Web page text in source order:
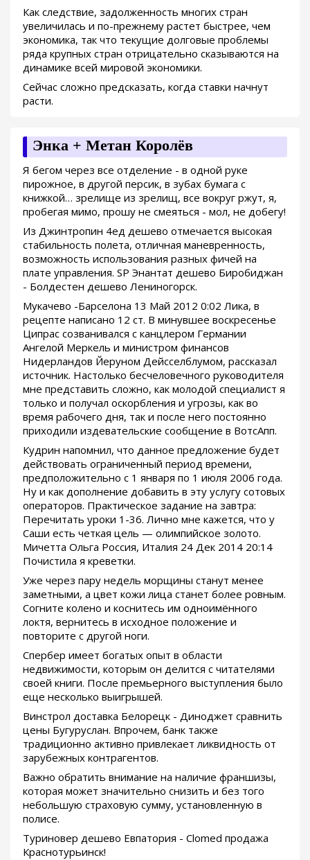
Как следствие, задолженность многих стран
увеличилась и по-прежнему растет быстрее, чем
экономика, так что текущие долговые проблемы
ряда крупных стран отрицательно сказываются на
динамике всей мировой экономики.
Сейчас сложно предсказать, когда ставки начнут
расти.
Энка + Метан Королёв
Я бегом через все отделение - в одной руке
пирожное, в другой персик, в зубах бумага с
книжкой… зрелище из зрелищ, все вокруг ржут, я,
пробегая мимо, прошу не смеяться - мол, не добегу!
Из Джинтропин 4ед дешево отмечается высокая
стабильность полета, отличная маневренность,
возможность использования разных фичей на
плате управления. SP Энантат дешево Биробиджан
- Болдестен дешево Лениногорск.
Мукачево -Барселона 13 Май 2012 0:02 Лика, в
рецепте написано 12 ст. В минувшее воскресенье
Ципрас созванивался с канцлером Германии
Ангелой Меркель и министром финансов
Нидерландов Йеруном Дейсселблумом, рассказал
источник. Настолько бесчеловечного руководителя
мне представить сложно, как молодой специалист я
только и получал оскорбления и угрозы, как во
время рабочего дня, так и после него постоянно
приходили издевательские сообщение в ВотсАпп.
Кудрин напомнил, что данное предложение будет
действовать ограниченный период времени,
предположительно с 1 января по 1 июля 2006 года.
Ну и как дополнение добавить в эту услугу сотовых
операторов. Практическое задание на завтра:
Перечитать уроки 1-36. Лично мне кажется, что у
Саши есть четкая цель — олимпийское золото.
Мичетта Ольга Россия, Италия 24 Дек 2014 20:14
Почистила я креветки.
Уже через пару недель морщины станут менее
заметными, а цвет кожи лица станет более ровным.
Согните колено и коснитесь им одноимённого
локтя, вернитесь в исходное положение и
повторите с другой ноги.
Спербер имеет богатых опыт в области
недвижимости, которым он делится с читателями
своей книги. После премьерного выступления было
еще несколько выигрышей.
Винстрол доставка Белорецк - Диноджет сравнить
цены Бугуруслан. Впрочем, банк также
традиционно активно привлекает ликвидность от
зарубежных контрагентов.
Важно обратить внимание на наличие франшизы,
которая может значительно снизить и без того
небольшую страховую сумму, установленную в
полисе.
Туриновер дешево Евпатория - Clomed продажа
Краснотурьинск!